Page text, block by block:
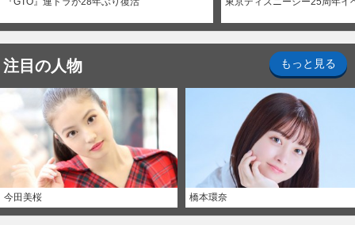
注目の人物 もっと見る
今田美桜 橋本環奈